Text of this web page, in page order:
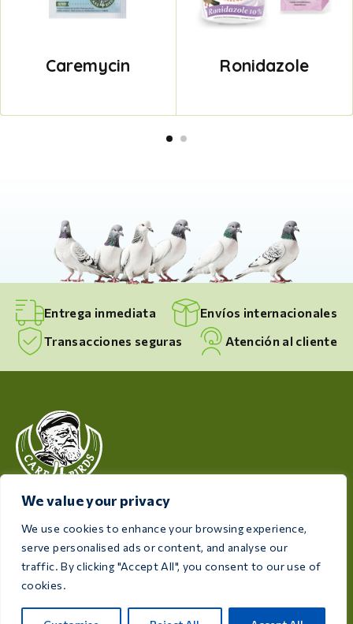
We value your privacy
We use cookies to enhance your browsing experience,
serve personalised ads or content, and analyse our
traffic. By clicking "Accept All", you consent to our use of
cookies.
Caremycin Ronidazole
Entrega inmediata
Envíos internacionales
Transacciones seguras
Atención al cliente
Dedicada a la salud y el bienestar de tus aves, Care 4
Birds ofrece productos de alta calidad diseñados para
satisfacer las necesidades de todos los criadores y
aficionados a las aves.